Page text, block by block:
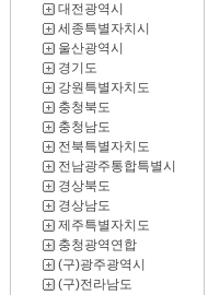
대전광역시
세종특별자치시
울산광역시
경기도
강원특별자치도
충청북도
충청남도
전북특별자치도
전남광주통합특별시
경상북도
경상남도
제주특별자치도
충청광역연합
(구)광주광역시
(구)전라남도